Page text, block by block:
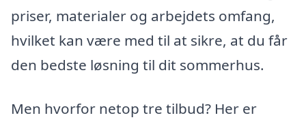
priser, materialer og arbejdets omfang,
hvilket kan være med til at sikre, at du får
den bedste løsning til dit sommerhus.
Men hvorfor netop tre tilbud? Her er